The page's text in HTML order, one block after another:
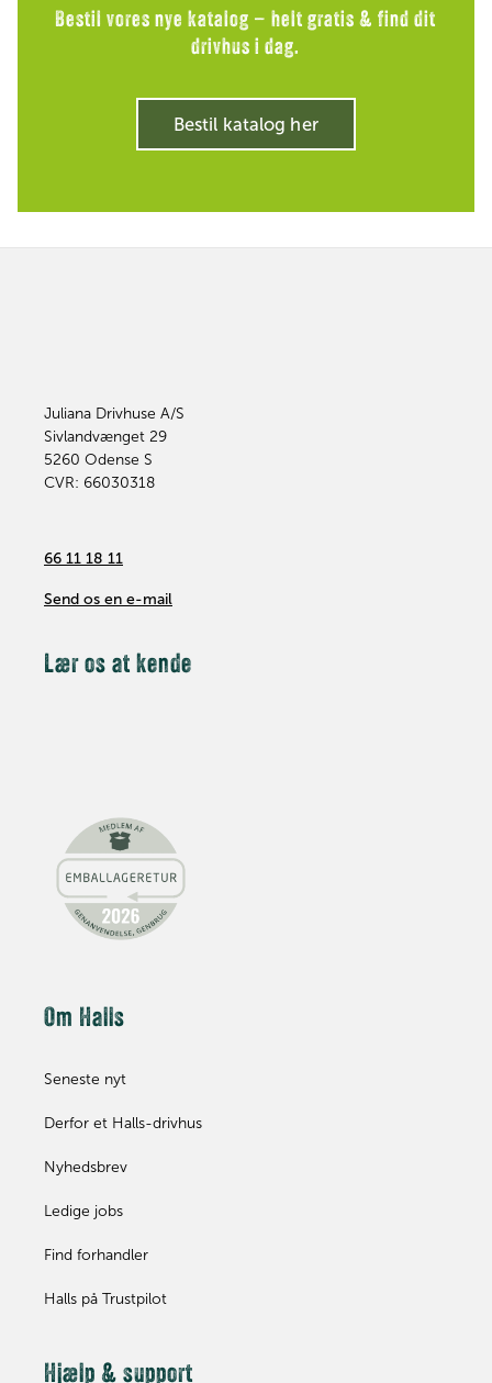
Bestil vores nye katalog – helt gratis & find dit
drivhus i dag.
Bestil katalog her
Juliana Drivhuse A/S
Sivlandvænget 29
5260 Odense S
CVR: 66030318
66 11 18 11
Send os en e-mail
Lær os at kende
Om Halls
Seneste nyt
Derfor et Halls-drivhus
Nyhedsbrev
Ledige jobs
Find forhandler
Halls på Trustpilot
Hjælp & support